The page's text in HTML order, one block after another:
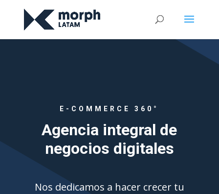
E-COMMERCE 360°
Agencia integral de
negocios digitales
Nos dedicamos a hacer crecer tu